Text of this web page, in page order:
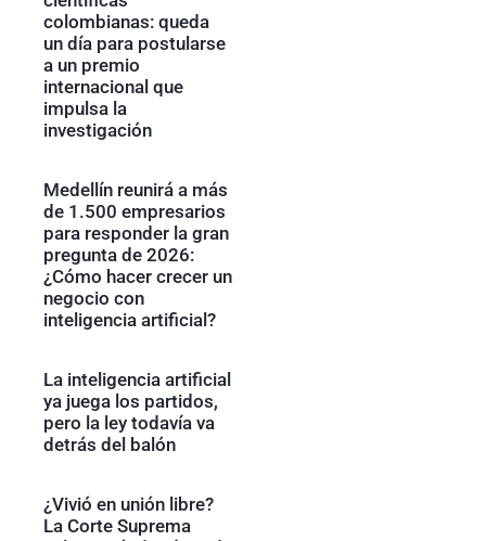
colombianas: queda
un día para postularse
a un premio
internacional que
impulsa la
investigación
Medellín reunirá a más
de 1.500 empresarios
para responder la gran
pregunta de 2026:
¿Cómo hacer crecer un
negocio con
inteligencia artificial?
La inteligencia artificial
ya juega los partidos,
pero la ley todavía va
detrás del balón
¿Vivió en unión libre?
La Corte Suprema